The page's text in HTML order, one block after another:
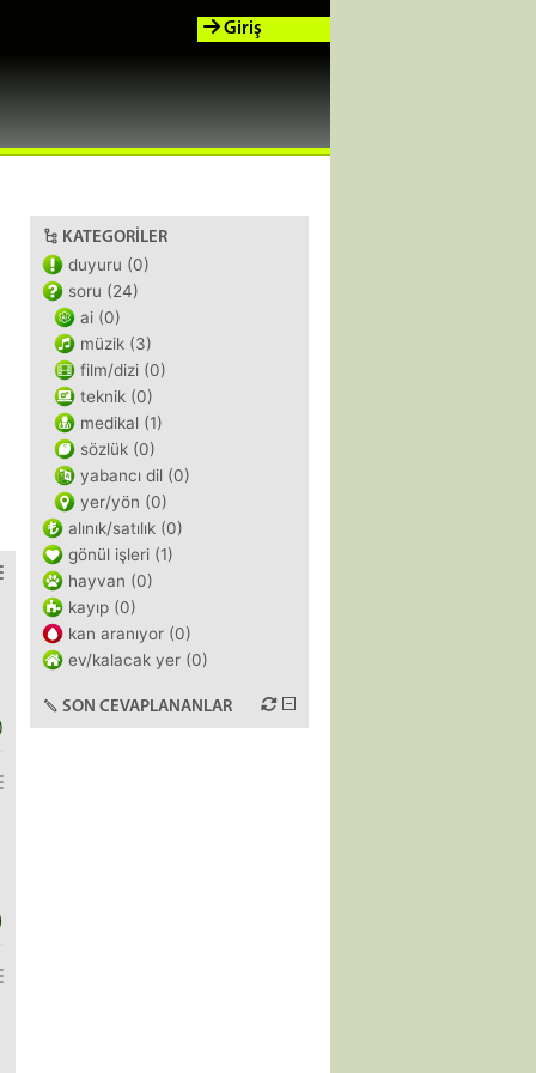
Giriş
KATEGORILER
duyuru (0)
soru (24)
ai (0)
müzik (3)
film/dizi (0)
teknik (0)
medikal (1)
sözlük (0)
yabancı dil (0)
yer/yön (0)
alınık/satılık (0)
gönül işleri (1)
hayvan (0)
kayıp (0)
kan aranıyor (0)
ev/kalacak yer (0)
SON CEVAPLANANLAR